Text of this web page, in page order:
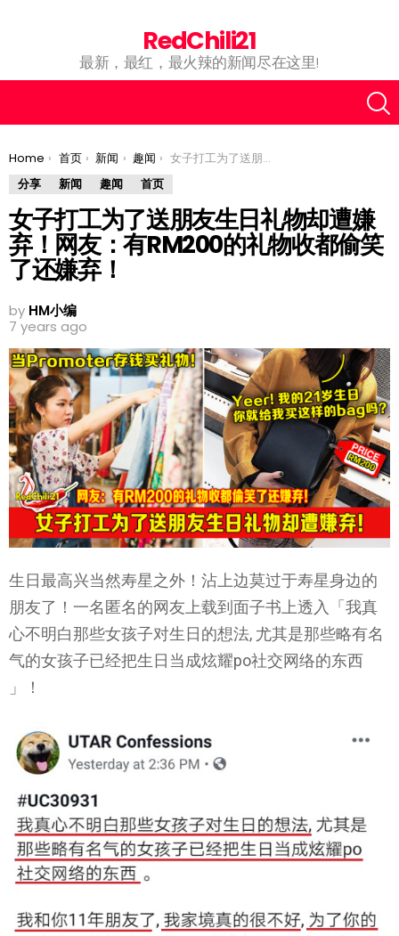
RedChili21
最新，最红，最火辣的新闻尽在这里!
You are here:
Home 首页 新闻 趣闻
女子打工为了送朋友生日礼物却遭嫌弃！网友：有RM200的礼物收都偷笑了还嫌弃！
分享
新闻 趣闻 首页
女子打工为了送朋友生日礼物却遭嫌
弃！网友：有RM200的礼物收都偷笑
了还嫌弃！
by HM小编
7 years ago
生日最高兴当然寿星之外！沾上边莫过于寿星身边的
朋友了！一名匿名的网友上载到面子书上透入「我真
心不明白那些女孩子对生日的想法, 尤其是那些略有名
气的女孩子已经把生日当成炫耀po社交网络的东西
」！